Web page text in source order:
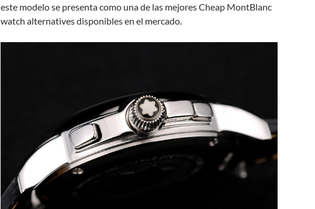
este modelo se presenta como una de las mejores Cheap MontBlanc
watch alternatives disponibles en el mercado.